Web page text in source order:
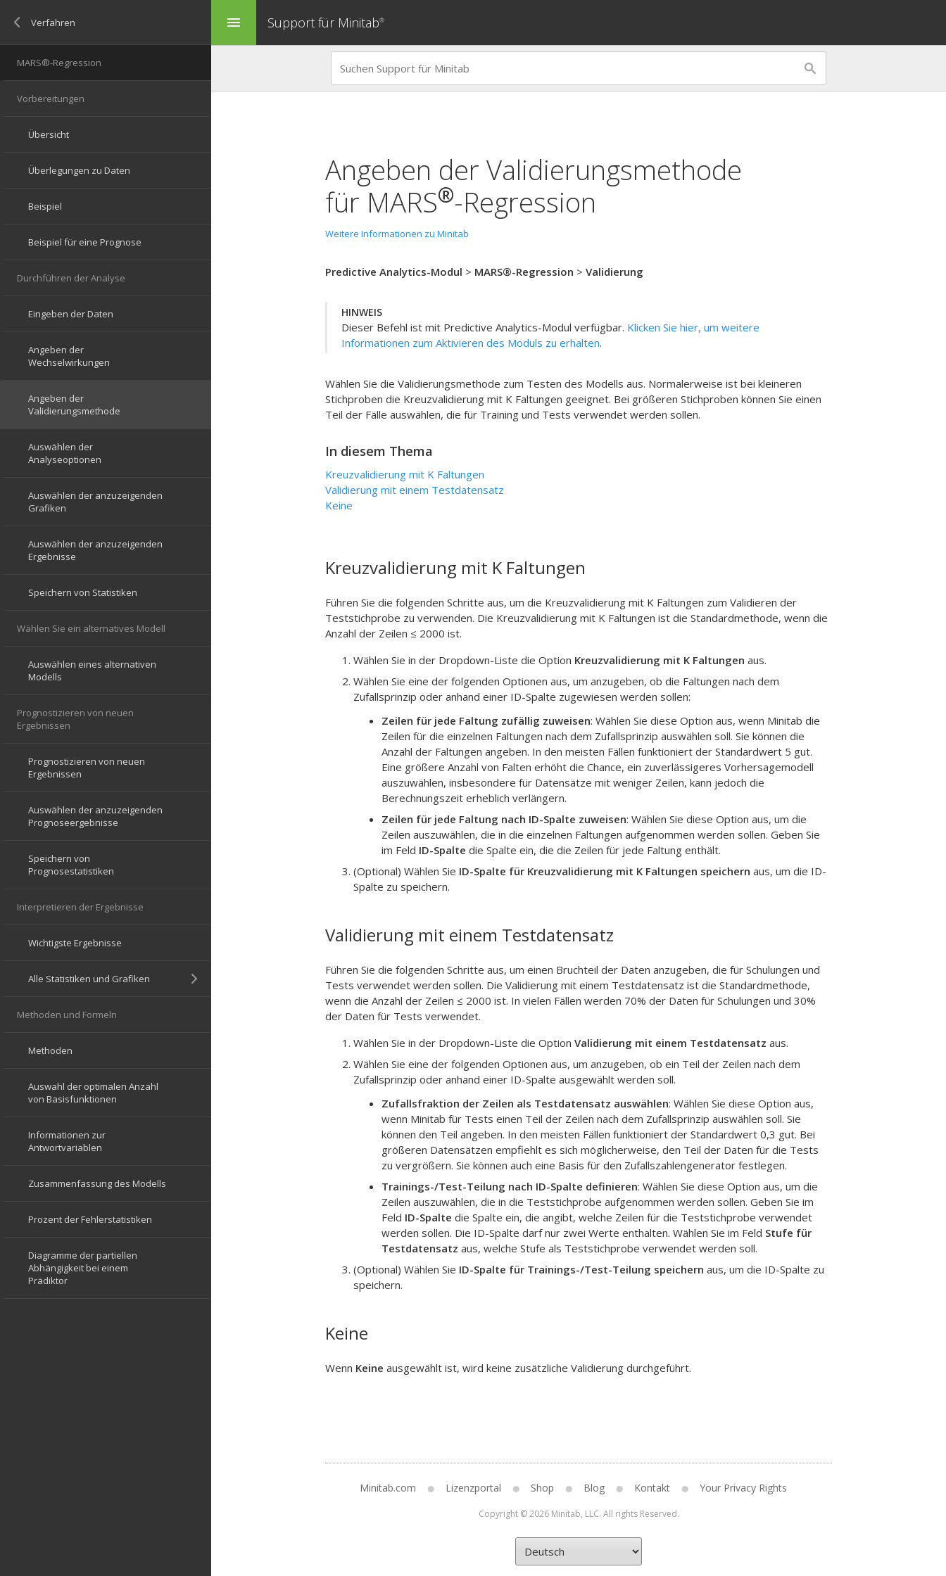
menu Support für Minitab®
Angeben der Validierungsmethode
für MARS®-Regression
Weitere Informationen zu Minitab
Predictive Analytics-Modul > MARS®-Regression > Validierung
HINWEIS
Dieser Befehl ist mit Predictive Analytics-Modul verfügbar. Klicken Sie hier, um weitere
Informationen zum Aktivieren des Moduls zu erhalten.
Wählen Sie die Validierungsmethode zum Testen des Modells aus. Normalerweise ist bei kleineren
Stichproben die Kreuzvalidierung mit K Faltungen geeignet. Bei größeren Stichproben können Sie einen
Teil der Fälle auswählen, die für Training und Tests verwendet werden sollen.
In diesem Thema
Kreuzvalidierung mit K Faltungen
Validierung mit einem Testdatensatz
Keine
Kreuzvalidierung mit K Faltungen
Führen Sie die folgenden Schritte aus, um die Kreuzvalidierung mit K Faltungen zum Validieren der
Teststichprobe zu verwenden. Die Kreuzvalidierung mit K Faltungen ist die Standardmethode, wenn die
Anzahl der Zeilen ≤ 2000 ist.
Wählen Sie in der Dropdown-Liste die Option Kreuzvalidierung mit K Faltungen aus.
Wählen Sie eine der folgenden Optionen aus, um anzugeben, ob die Faltungen nach dem
Zufallsprinzip oder anhand einer ID-Spalte zugewiesen werden sollen:
Zeilen für jede Faltung zufällig zuweisen: Wählen Sie diese Option aus, wenn Minitab die
Zeilen für die einzelnen Faltungen nach dem Zufallsprinzip auswählen soll. Sie können die
Anzahl der Faltungen angeben. In den meisten Fällen funktioniert der Standardwert 5 gut.
Eine größere Anzahl von Falten erhöht die Chance, ein zuverlässigeres Vorhersagemodell
auszuwählen, insbesondere für Datensätze mit weniger Zeilen, kann jedoch die
Berechnungszeit erheblich verlängern.
Zeilen für jede Faltung nach ID-Spalte zuweisen: Wählen Sie diese Option aus, um die
Zeilen auszuwählen, die in die einzelnen Faltungen aufgenommen werden sollen. Geben Sie
im Feld ID-Spalte die Spalte ein, die die Zeilen für jede Faltung enthält.
(Optional) Wählen Sie ID-Spalte für Kreuzvalidierung mit K Faltungen speichern aus, um die ID-
Spalte zu speichern.
Validierung mit einem Testdatensatz
Führen Sie die folgenden Schritte aus, um einen Bruchteil der Daten anzugeben, die für Schulungen und
Tests verwendet werden sollen. Die Validierung mit einem Testdatensatz ist die Standardmethode,
wenn die Anzahl der Zeilen ≤ 2000 ist. In vielen Fällen werden 70% der Daten für Schulungen und 30%
der Daten für Tests verwendet.
Wählen Sie in der Dropdown-Liste die Option Validierung mit einem Testdatensatz aus.
Wählen Sie eine der folgenden Optionen aus, um anzugeben, ob ein Teil der Zeilen nach dem
Zufallsprinzip oder anhand einer ID-Spalte ausgewählt werden soll.
Zufallsfraktion der Zeilen als Testdatensatz auswählen: Wählen Sie diese Option aus,
wenn Minitab für Tests einen Teil der Zeilen nach dem Zufallsprinzip auswählen soll. Sie
können den Teil angeben. In den meisten Fällen funktioniert der Standardwert 0,3 gut. Bei
größeren Datensätzen empfiehlt es sich möglicherweise, den Teil der Daten für die Tests
zu vergrößern. Sie können auch eine Basis für den Zufallszahlengenerator festlegen.
Trainings-/Test-Teilung nach ID-Spalte definieren: Wählen Sie diese Option aus, um die
Zeilen auszuwählen, die in die Teststichprobe aufgenommen werden sollen. Geben Sie im
Feld ID-Spalte die Spalte ein, die angibt, welche Zeilen für die Teststichprobe verwendet
werden sollen. Die ID-Spalte darf nur zwei Werte enthalten. Wählen Sie im Feld Stufe für
Testdatensatz aus, welche Stufe als Teststichprobe verwendet werden soll.
(Optional) Wählen Sie ID-Spalte für Trainings-/Test-Teilung speichern aus, um die ID-Spalte zu
speichern.
Keine
Wenn Keine ausgewählt ist, wird keine zusätzliche Validierung durchgeführt.
Minitab.com Lizenzportal Shop Blog Kontakt Your Privacy Rights
Copyright © 2026 Minitab, LLC. All rights Reserved.